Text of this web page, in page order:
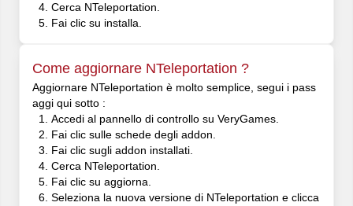
Cerca NTeleportation.
Fai clic su installa.
Come aggiornare NTeleportation ?
Aggiornare NTeleportation è molto semplice, segui i pass
aggi qui sotto :
Accedi al pannello di controllo su VeryGames.
Fai clic sulle schede degli addon.
Fai clic sugli addon installati.
Cerca NTeleportation.
Fai clic su aggiorna.
Seleziona la nuova versione di NTeleportation e clicca